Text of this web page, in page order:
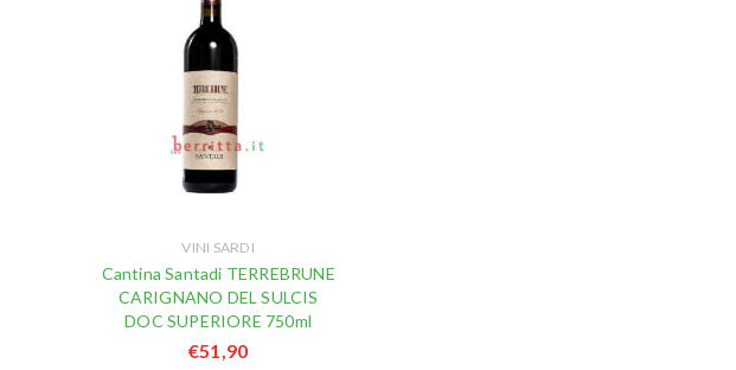
VINI SARDI
Cantina Santadi TERREBRUNE
CARIGNANO DEL SULCIS
DOC SUPERIORE 750ml
€51,90